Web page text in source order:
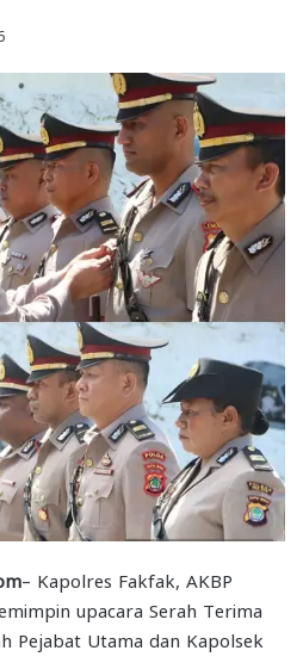
– Kapolres Fakfak, AKBP
upacara Serah Terima
Pejabat Utama dan Kapolsek